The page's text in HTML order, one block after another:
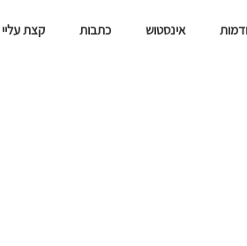
אינסטוש כתבות קצת עליי